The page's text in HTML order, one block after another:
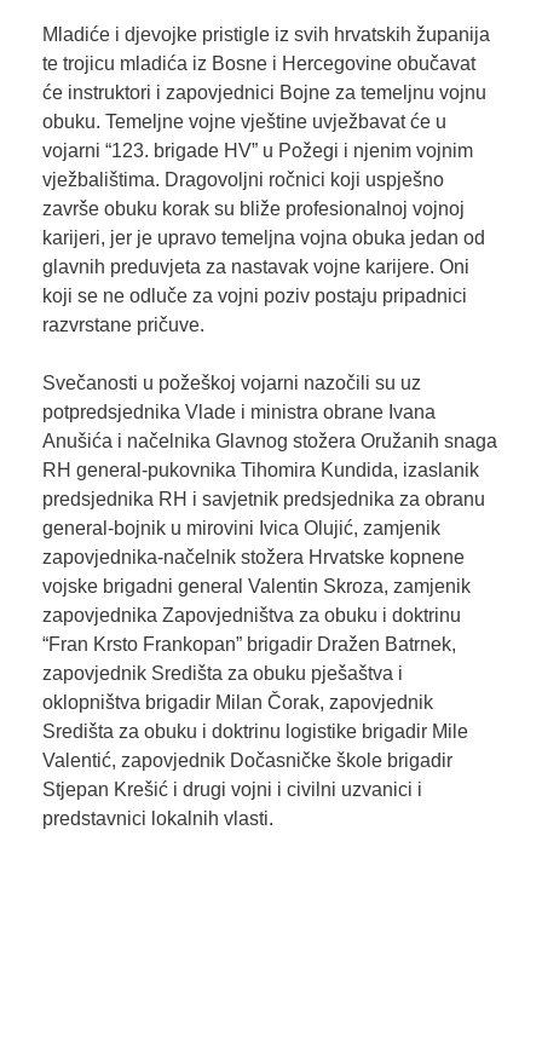
Mladiće i djevojke pristigle iz svih hrvatskih županija
te trojicu mladića iz Bosne i Hercegovine obučavat
će instruktori i zapovjednici Bojne za temeljnu vojnu
obuku. Temeljne vojne vještine uvježbavat će u
vojarni “123. brigade HV” u Požegi i njenim vojnim
vježbalištima. Dragovoljni ročnici koji uspješno
završe obuku korak su bliže profesionalnoj vojnoj
karijeri, jer je upravo temeljna vojna obuka jedan od
glavnih preduvjeta za nastavak vojne karijere. Oni
koji se ne odluče za vojni poziv postaju pripadnici
razvrstane pričuve.
Svečanosti u požeškoj vojarni nazočili su uz
potpredsjednika Vlade i ministra obrane Ivana
Anušića i načelnika Glavnog stožera Oružanih snaga
RH general-pukovnika Tihomira Kundida, izaslanik
predsjednika RH i savjetnik predsjednika za obranu
general-bojnik u mirovini Ivica Olujić, zamjenik
zapovjednika-načelnik stožera Hrvatske kopnene
vojske brigadni general Valentin Skroza, zamjenik
zapovjednika Zapovjedništva za obuku i doktrinu
“Fran Krsto Frankopan” brigadir Dražen Batrnek,
zapovjednik Središta za obuku pješaštva i
oklopništva brigadir Milan Čorak, zapovjednik
Središta za obuku i doktrinu logistike brigadir Mile
Valentić, zapovjednik Dočasničke škole brigadir
Stjepan Krešić i drugi vojni i civilni uzvanici i
predstavnici lokalnih vlasti.